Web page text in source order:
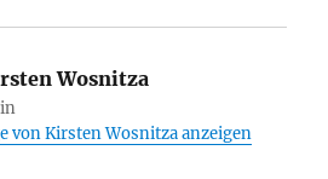
Wosnitza
von Kirsten Wosnitza anzeigen